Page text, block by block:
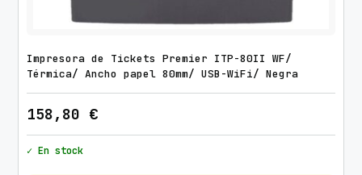
Impresora de Tickets Premier ITP-80II WF/
Térmica/ Ancho papel 80mm/ USB-WiFi/ Negra
158,80 €
✓ En stock